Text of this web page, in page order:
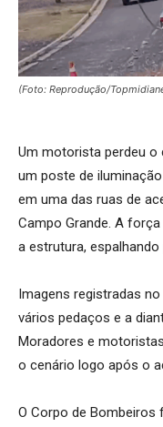
(Foto: Reprodução/
Um motorista perdeu
um poste de
em uma das ruas de
Campo Grande. A
a estrutura,
Imagens registradas
vários pedaços e a
Moradores e
o cenário logo após o
O Corpo de